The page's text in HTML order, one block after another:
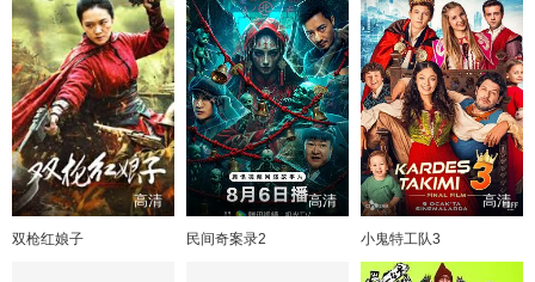
高清
双枪红娘子
高清
民间奇案录2
高清
小鬼特工队3